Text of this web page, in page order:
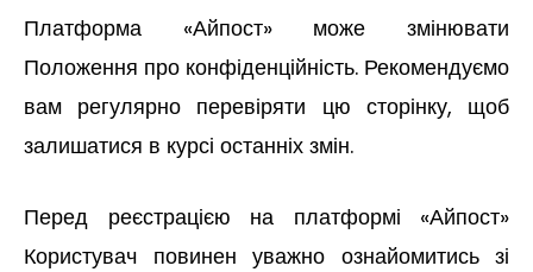
Платформа «Айпост» може змінювати
Положення про конфіденційність. Рекомендуємо
вам регулярно перевіряти цю сторінку, щоб
залишатися в курсі останніх змін.
Перед реєстрацією на платформі «Айпост»
Користувач повинен уважно ознайомитись зі